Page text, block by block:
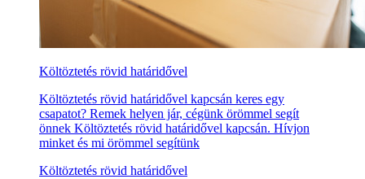
Költöztetés rövid határidővel
Költöztetés rövid határidővel kapcsán keres egy
csapatot? Remek helyen jár, cégünk örömmel segít
önnek Költöztetés rövid határidővel kapcsán. Hívjon
minket és mi örömmel segítünk
Költöztetés rövid határidővel